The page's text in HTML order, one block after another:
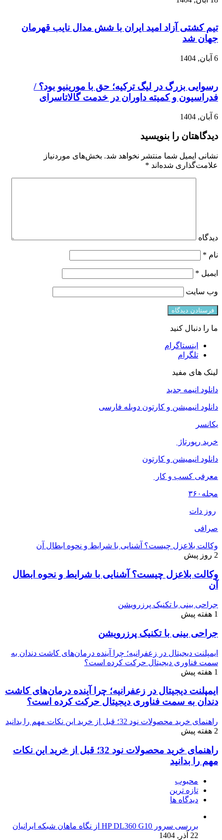
تیم کشتی آزاد امید ایران با شش مدال نایب قهرمان
جهان شد
6 آبان, 1404
رسوایی بزرگ در لیگ ترکیه؛ حق با مورینیو بود؟ /
فدراسیون و کمیته داوران در خدمت گالاتاسرای
6 آبان, 1404
دیدگاهتان را بنویسید
نشانی ایمیل شما منتشر نخواهد شد. بخش‌های موردنیاز
علامت‌گذاری شده‌اند *
دیدگاه
نام *
ایمیل *
وب‌ سایت
ما را دنبال کنید
اینستاگرام
تلگرام
لینک های مفید
دانلود انیمه جدید
دانلود انیمیشن و کارتون دوبله فارسی
یکانسر
خرید رپورتاژ
دانلود انیمیشن و کارتون
معرفی کسب و کار
مجله ۳۶۰
روز دات
صرافی
وکالت بلاعزل چیست؟ آشنایی با شرایط و نحوه ابطال آن
2 روز پیش
وکالت بلاعزل چیست؟ آشنایی با شرایط و نحوه ابطال
آن
جراحی بینی با تکنیک پرزرویشن
1 هفته پیش
جراحی بینی با تکنیک پرزرویشن
ایمپلنت دیجیتال در زعفرانیه؛ چرا آینده درمان‌های کاشت دندان به
سمت فناوری دیجیتال حرکت کرده است؟
1 هفته پیش
ایمپلنت دیجیتال در زعفرانیه؛ چرا آینده درمان‌های کاشت
دندان به سمت فناوری دیجیتال حرکت کرده است؟
راهنمای خرید محصولات نود 32؛ قبل از خرید این نکات مهم را بدانید
2 هفته پیش
راهنمای خرید محصولات نود 32؛ قبل از خرید این نکات
مهم را بدانید
محبوب
تازه ترین
دیدگاه ها
بررسی سرور HP DL360 G10 از نگاه ماهان شبکه ایرانیان
22 آذر, 1404